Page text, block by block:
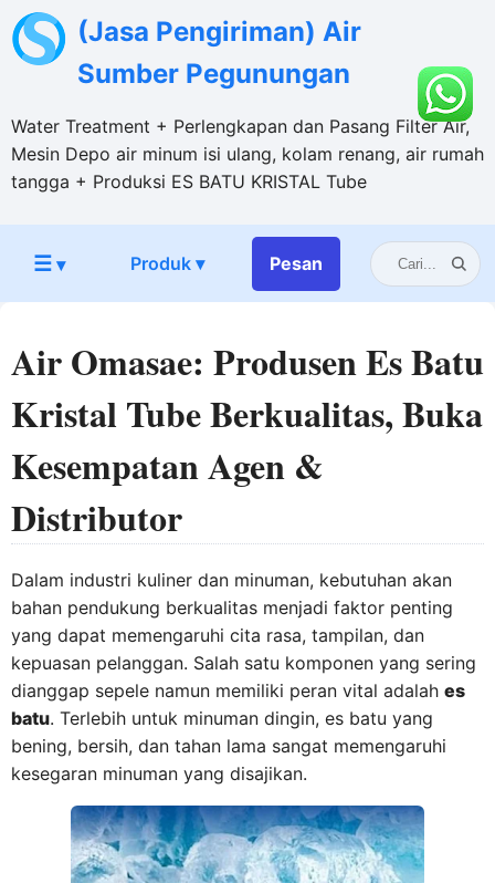
(Jasa Pengiriman) Air
Sumber Pegunungan
Water Treatment + Perlengkapan dan Pasang Filter Air,
Mesin Depo air minum isi ulang, kolam renang, air rumah
tangga + Produksi ES BATU KRISTAL Tube
☰▾ Produk ▾ Pesan
Air Omasae: Produsen Es Batu
Kristal Tube Berkualitas, Buka
Kesempatan Agen &
Distributor
Dalam industri kuliner dan minuman, kebutuhan akan
bahan pendukung berkualitas menjadi faktor penting
yang dapat memengaruhi cita rasa, tampilan, dan
kepuasan pelanggan. Salah satu komponen yang sering
dianggap sepele namun memiliki peran vital adalah es
batu. Terlebih untuk minuman dingin, es batu yang
bening, bersih, dan tahan lama sangat memengaruhi
kesegaran minuman yang disajikan.